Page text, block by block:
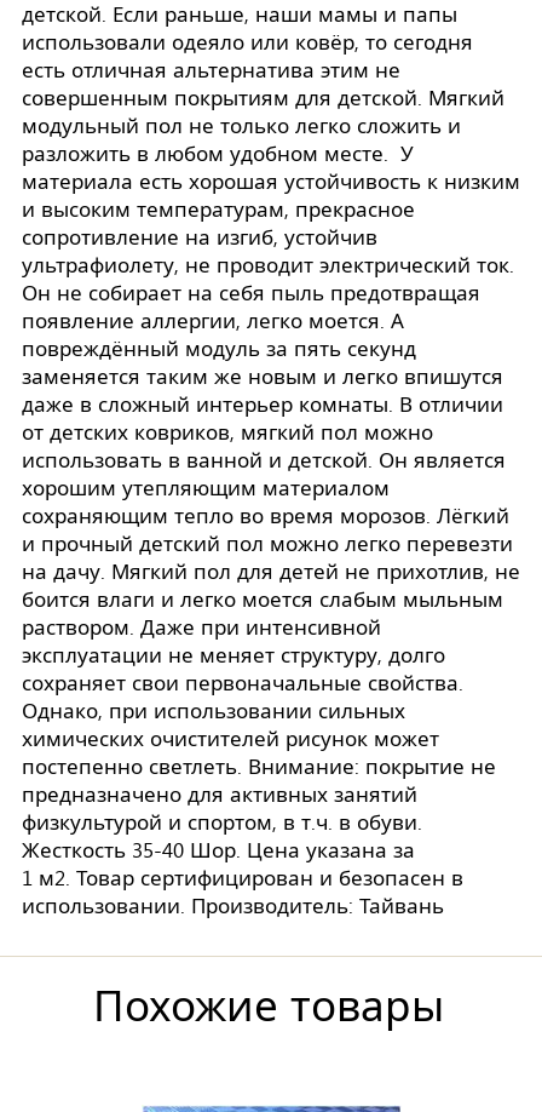
детской. Если раньше, наши мамы и папы
использовали одеяло или ковёр, то сегодня
есть отличная альтернатива этим не
совершенным покрытиям для детской. Мягкий
модульный пол не только легко сложить и
разложить в любом удобном месте. У
материала есть хорошая устойчивость к низким
и высоким температурам, прекрасное
сопротивление на изгиб, устойчив
ультрафиолету, не проводит электрический ток.
Он не собирает на себя пыль предотвращая
появление аллергии, легко моется. А
повреждённый модуль за пять секунд
заменяется таким же новым и легко впишутся
даже в сложный интерьер комнаты. В отличии
от детских ковриков, мягкий пол можно
использовать в ванной и детской. Он является
хорошим утепляющим материалом
сохраняющим тепло во время морозов. Лёгкий
и прочный детский пол можно легко перевезти
на дачу. Мягкий пол для детей не прихотлив, не
боится влаги и легко моется слабым мыльным
раствором. Даже при интенсивной
эксплуатации не меняет структуру, долго
сохраняет свои первоначальные свойства.
Однако, при использовании сильных
химических очистителей рисунок может
постепенно светлеть. Внимание: покрытие не
предназначено для активных занятий
физкультурой и спортом, в т.ч. в обуви.
Жесткость 35-40 Шор. Цена указана за
1 м2. Товар сертифицирован и безопасен в
использовании. Производитель: Тайвань
Похожие товары